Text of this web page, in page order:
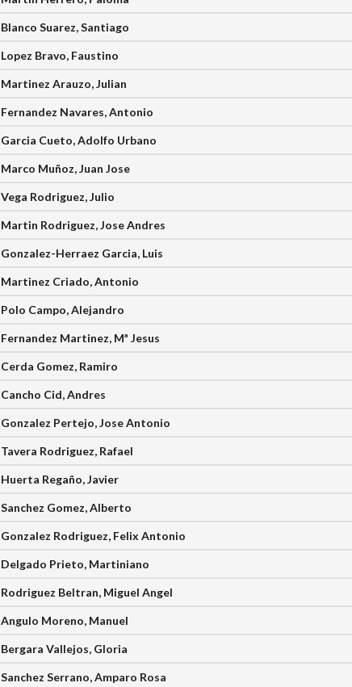
Blanco Suarez, Santiago
Lopez Bravo, Faustino
Martinez Arauzo, Julian
Fernandez Navares, Antonio
Garcia Cueto, Adolfo Urbano
Marco Muñoz, Juan Jose
Vega Rodriguez, Julio
Martin Rodriguez, Jose Andres
Gonzalez-Herraez Garcia, Luis
Martinez Criado, Antonio
Polo Campo, Alejandro
Fernandez Martinez, Mª Jesus
Cerda Gomez, Ramiro
Cancho Cid, Andres
Gonzalez Pertejo, Jose Antonio
Tavera Rodriguez, Rafael
Huerta Regaño, Javier
Sanchez Gomez, Alberto
Gonzalez Rodriguez, Felix Antonio
Delgado Prieto, Martiniano
Rodriguez Beltran, Miguel Angel
Angulo Moreno, Manuel
Bergara Vallejos, Gloria
Sanchez Serrano, Amparo Rosa